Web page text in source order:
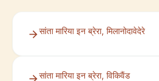
सांता मारिया इन ब्रेरा, मिलानोदावेदेरे
सांता मारिया इन ब्रेरा, विकिवैंड